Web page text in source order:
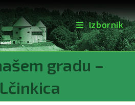
Izbornik
gradu –